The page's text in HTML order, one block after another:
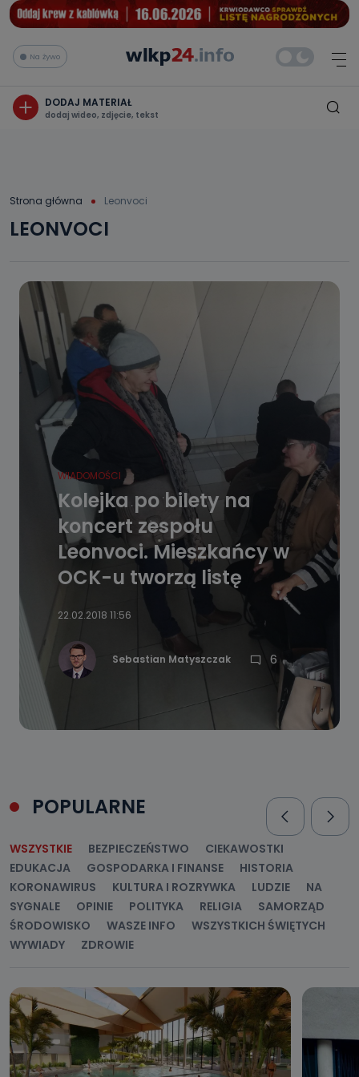
Na żywo
DODAJ MATERIAŁ
dodaj wideo, zdjęcie, tekst
Strona główna Leonvoci
LEONVOCI
WIADOMOŚCI
Kolejka po bilety na
koncert zespołu
Leonvoci. Mieszkańcy w
OCK-u tworzą listę
22.02.2018 11:56
Sebastian Matyszczak 6
POPULARNE
WSZYSTKIE BEZPIECZEŃSTWO
CIEKAWOSTKI
EDUKACJA
GOSPODARKA I FINANSE
HISTORIA
KORONAWIRUS
KULTURA I ROZRYWKA LUDZIE
NA
SYGNALE
OPINIE POLITYKA RELIGIA
SAMORZĄD
ŚRODOWISKO
WASZE INFO
WSZYSTKICH ŚWIĘTYCH
WYWIADY
ZDROWIE